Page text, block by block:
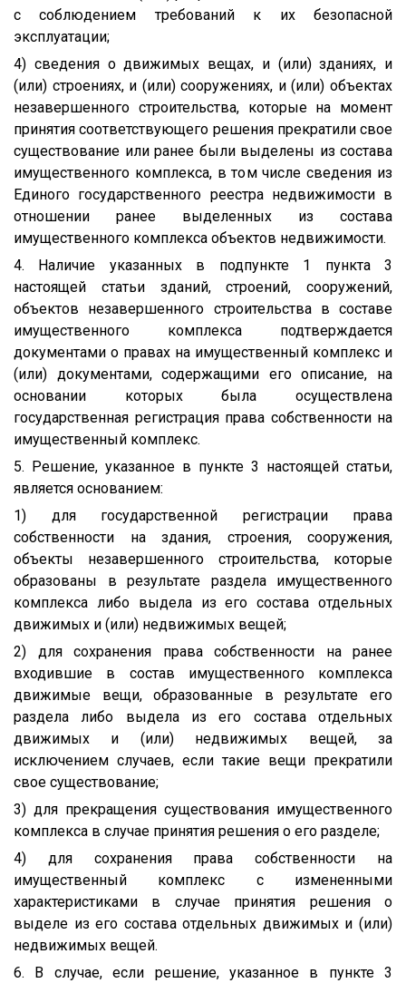
с соблюдением требований к их безопасной
эксплуатации;
4) сведения о движимых вещах, и (или) зданиях, и
(или) строениях, и (или) сооружениях, и (или) объектах
незавершенного строительства, которые на момент
принятия соответствующего решения прекратили свое
существование или ранее были выделены из состава
имущественного комплекса, в том числе сведения из
Единого государственного реестра недвижимости в
отношении ранее выделенных из состава
имущественного комплекса объектов недвижимости.
4. Наличие указанных в подпункте 1 пункта 3
настоящей статьи зданий, строений, сооружений,
объектов незавершенного строительства в составе
имущественного комплекса подтверждается
документами о правах на имущественный комплекс и
(или) документами, содержащими его описание, на
основании которых была осуществлена
государственная регистрация права собственности на
имущественный комплекс.
5. Решение, указанное в пункте 3 настоящей статьи,
является основанием:
1) для государственной регистрации права
собственности на здания, строения, сооружения,
объекты незавершенного строительства, которые
образованы в результате раздела имущественного
комплекса либо выдела из его состава отдельных
движимых и (или) недвижимых вещей;
2) для сохранения права собственности на ранее
входившие в состав имущественного комплекса
движимые вещи, образованные в результате его
раздела либо выдела из его состава отдельных
движимых и (или) недвижимых вещей, за
исключением случаев, если такие вещи прекратили
свое существование;
3) для прекращения существования имущественного
комплекса в случае принятия решения о его разделе;
4) для сохранения права собственности на
имущественный комплекс с измененными
характеристиками в случае принятия решения о
выделе из его состава отдельных движимых и (или)
недвижимых вещей.
6. В случае, если решение, указанное в пункте 3